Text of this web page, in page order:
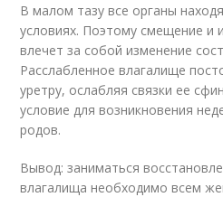
В малом тазу все органы
условиях. Поэтому смещение и
влечет за собой изменение
Расслабленное влагалище
уретру, ослабляя связки ее
условие для возникновения
родов.
Вывод: заниматься
влагалища необходимо всем